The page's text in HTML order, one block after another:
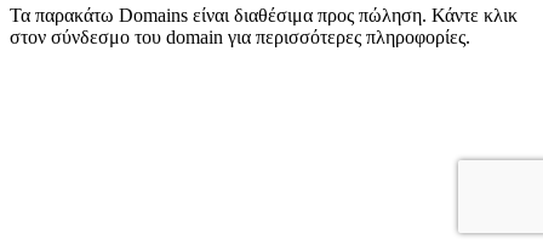
Τα παρακάτω Domains είναι διαθέσιμα προς πώληση. Κάντε κλικ
στον σύνδεσμο του domain για περισσότερες πληροφορίες.